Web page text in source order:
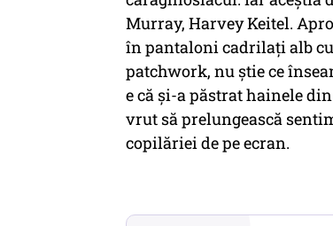
Murray, Harvey Keitel.
în pantaloni cadrilați alb
patchwork, nu știe ce
e că și-a păstrat hainele
vrut să prelungească
copilăriei de pe ecran.